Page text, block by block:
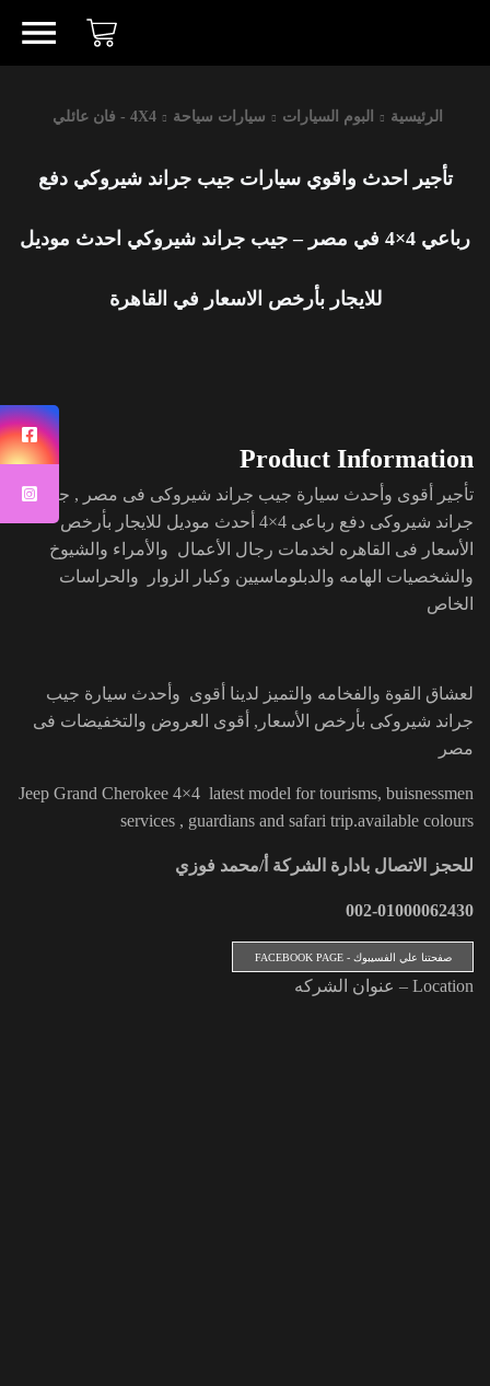
الرئيسية البوم السيارات سيارات سياحة 4X4 - فان عائلي
تأجير احدث واقوي سيارات جيب جراند شيروكي دفع
رباعي 4×4 في مصر – جيب جراند شيروكي احدث موديل
للايجار بأرخص الاسعار في القاهرة
Product Information
تأجير أقوى وأحدث سيارة جيب جراند شيروكى فى مصر , جيب
جراند شيروكى دفع رباعى 4×4 أحدث موديل للايجار بأرخص
الأسعار فى القاهره لخدمات رجال الأعمال والأمراء والشيوخ
والشخصيات الهامه والدبلوماسيين وكبار الزوار والحراسات
الخاص
لعشاق القوة والفخامه والتميز لدينا أقوى وأحدث سيارة جيب
جراند شيروكى بأرخص الأسعار, أقوى العروض والتخفيضات فى
مصر
Jeep Grand Cherokee 4×4 latest model for tourisms, buisnessmen
services , guardians and safari trip.available colours
للحجز الاتصال بادارة الشركة أ/محمد فوزي
002-01000062430
صفحتنا علي الفسيبوك - FACEBOOK PAGE
Location – عنوان الشركه